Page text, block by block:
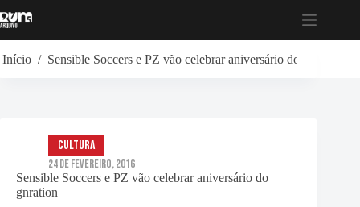
para
Início / Sensible Soccers e PZ vão celebrar aniversário do gnration
Sensible Soccers e PZ vão celebrar aniversário do
gnration
Cultura
24 de Fevereiro, 2016